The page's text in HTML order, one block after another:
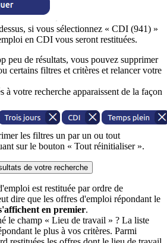
si vous sélectionnez « CDI (941) »
en CDI vous seront restituées.
peu de résultats, vous pouvez supprimer
certains filtres et critères et relancer votre
à votre recherche apparaissent de la façon
les filtres un par un ou tout
sur le bouton « Tout réinitialiser ».
de votre recherche
est restituée par ordre de
dire que les offres d'emploi répondant le
en premier.
le champ « Lieu de travail » ? La liste
le plus à vos critères. Parmi